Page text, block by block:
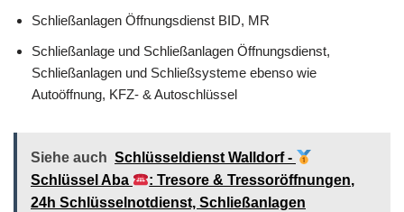
Schließanlagen Öffnungsdienst BID, MR
Schließanlage und Schließanlagen Öffnungsdienst,
Schließanlagen und Schließsysteme ebenso wie
Autoöffnung, KFZ- & Autoschlüssel
Siehe auch Schlüsseldienst Walldorf -
Schlüssel Aba
: Tresore & Tressoröffnungen,
24h Schlüsselnotdienst, Schließanlagen